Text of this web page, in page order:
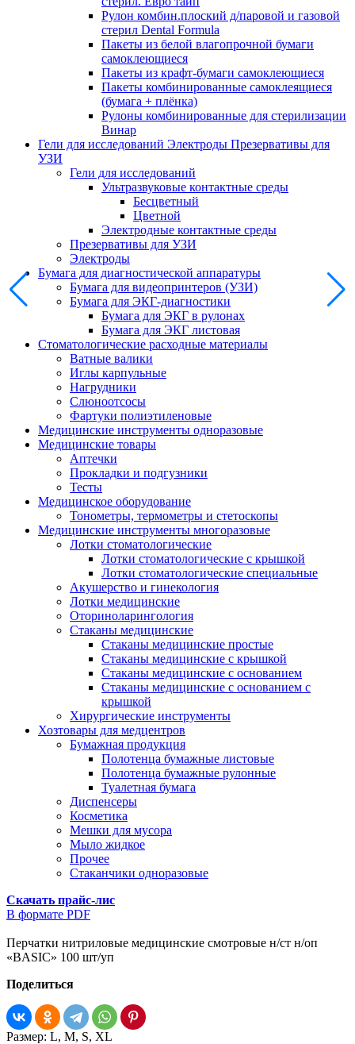
Рулон комбин.плоский д/паровой и газовой
стерил Dental Formula
Пакеты из белой влагопрочной бумаги
самоклеющиеся
Пакеты из крафт-бумаги самоклеющиеся
Пакеты комбинированные самоклеящиеся
(бумага + плёнка)
Рулоны комбинированные для стерилизации
Винар
Гели для исследований Электроды Презервативы для
УЗИ
Гели для исследований
Ультразвуковые контактные среды
Бесцветный
Цветной
Электродные контактные среды
Презервативы для УЗИ
Электроды
Бумага для диагностической аппаратуры
Бумага для видеопринтеров (УЗИ)
Бумага для ЭКГ-диагностики
Бумага для ЭКГ в рулонах
Бумага для ЭКГ листовая
Стоматологические расходные материалы
Ватные валики
Иглы карпульные
Нагрудники
Слюноотсосы
Фартуки полиэтиленовые
Медицинские инструменты одноразовые
Медицинские товары
Аптечки
Прокладки и подгузники
Тесты
Медицинское оборудование
Тонометры, термометры и стетоскопы
Медицинские инструменты многоразовые
Лотки стоматологические
Лотки стоматологические с крышкой
Лотки стоматологические специальные
Акушерство и гинекология
Лотки медицинские
Оториноларингология
Стаканы медицинские
Стаканы медицинские простые
Стаканы медицинские с крышкой
Стаканы медицинские с основанием
Стаканы медицинские с основанием с
крышкой
Хирургические инструменты
Хозтовары для медцентров
Бумажная продукция
Полотенца бумажные листовые
Полотенца бумажные рулонные
Туалетная бумага
Диспенсеры
Косметика
Мешки для мусора
Мыло жидкое
Прочее
Стаканчики одноразовые
Скачать прайс-лис
В формате PDF
Перчатки нитриловые медицинские смотровые н/ст н/оп
«BASIC» 100 шт/уп
Поделиться
Размер: L, M, S, XL